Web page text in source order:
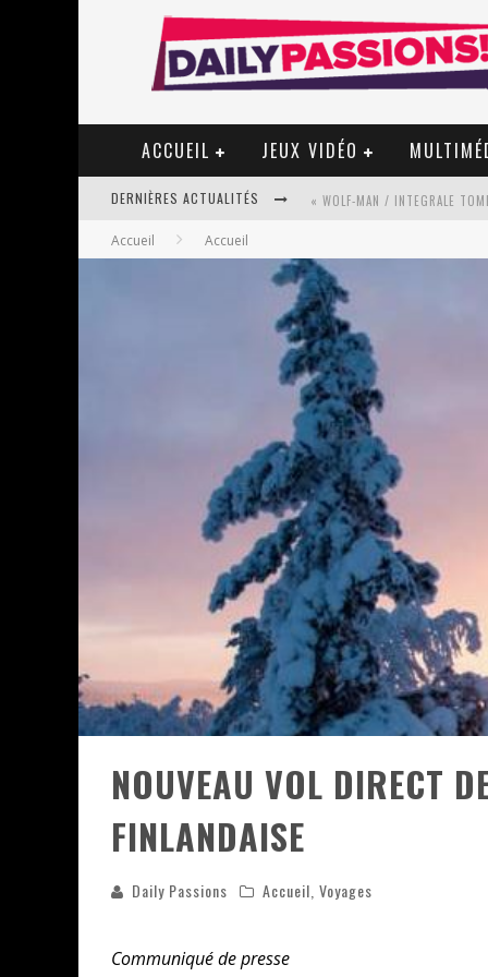
ACCUEIL JEUX VIDÉO
DERNIÈRES ACTUALITÉS « WOLF-MAN / INTEGRALE
« MON VILLAGE RÉVOLTÉ » -
STAR FOX
PSYRIVER 2026 : LA MAGIE
« MOFUSAND / PARLER
ASSASSIN'S CREED BLACK FLAG
« LE VENT DAND LES SAULES »
« DAMN THEM ALL » - UN DUO
YOSHI AND THE MYSTERIOUS
Accueil Accueil
NOUVEAU VOL DIRECT
FINLANDAISE
Daily Passions Accueil Voyages
Communiqué de presse